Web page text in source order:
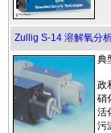
Zullig S-14 溶解氧分
典
政
硝
活
污